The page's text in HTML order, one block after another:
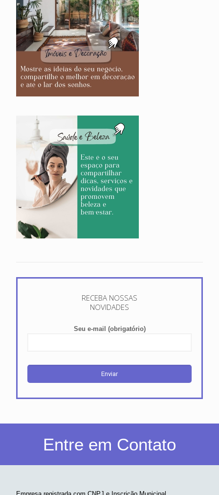
RECEBA NOSSAS
NOVIDADES
Seu e-mail (obrigatório)
Entre em Contato